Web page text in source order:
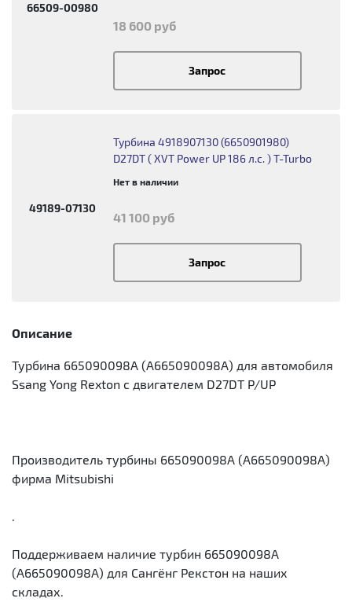
66509-00980
18 600 руб
Запрос
49189-07130
Турбина 4918907130 (6650901980)
D27DT ( XVT Power UP 186 л.с. ) T-Turbo
Нет в наличии
41 100 руб
Запрос
Описание
Турбина 665090098A (A665090098A) для автомобиля
Ssang Yong Rexton с двигателем D27DT P/UP
Производитель турбины 665090098A (A665090098A)
фирма Mitsubishi
.
Поддерживаем наличие турбин 665090098A
(A665090098A) для Сангёнг Рекстон на наших
складах.